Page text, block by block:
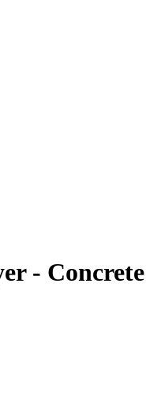
- Concrete